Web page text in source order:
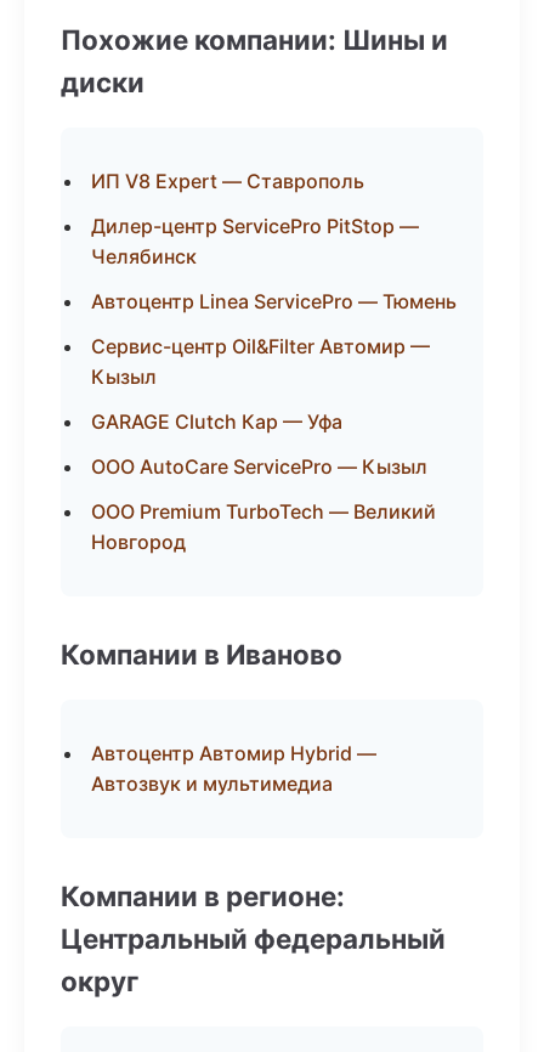
Похожие компании: Шины и
диски
ИП V8 Expert — Ставрополь
Дилер-центр ServicePro PitStop —
Челябинск
Автоцентр Linea ServicePro — Тюмень
Сервис-центр Oil&Filter Автомир —
Кызыл
GARAGE Clutch Кар — Уфа
ООО AutoCare ServicePro — Кызыл
ООО Premium TurboTech — Великий
Новгород
Компании в Иваново
Автоцентр Автомир Hybrid —
Автозвук и мультимедиа
Компании в регионе:
Центральный федеральный
округ